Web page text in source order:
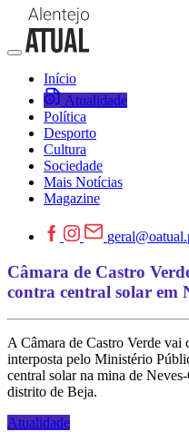
Início
Atualidade
Política
Desporto
Cultura
Sociedade
Mais Notícias
Magazine
Câmara de Castro
contra central solar em
A Câmara de Castro Verde vai
interposta pelo Ministério
central solar na mina de
distrito de Beja.
Atualidade